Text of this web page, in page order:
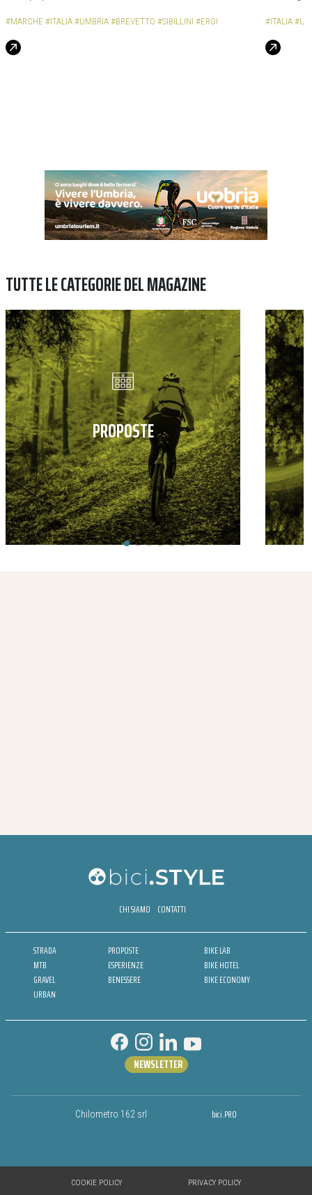
#MARCHE #ITALIA #UMBRIA #BREVETTO #SIBILLINI #EROI #ITALIA
TUTTE LE CATEGORIE DEL MAGAZINE
PROPOSTE
CHI SIAMO CONTATTI
STRADA
MTB
GRAVEL
URBAN
PROPOSTE
ESPERIENZE
BENESSERE
BIKE LAB
BIKE HOTEL
BIKE ECONOMY
Chilometro 162 srl bici.PRO
NEWSLETTER
COOKIE POLICY PRIVACY POLICY